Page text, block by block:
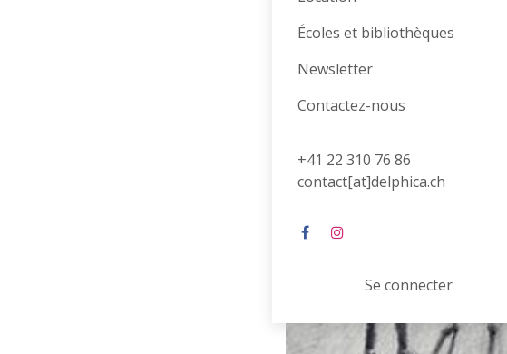
Écoles et bibliothèques
Newsletter
Contactez-nous
+41 22 310 76 86
contact[at]delphica.ch
Se connecter